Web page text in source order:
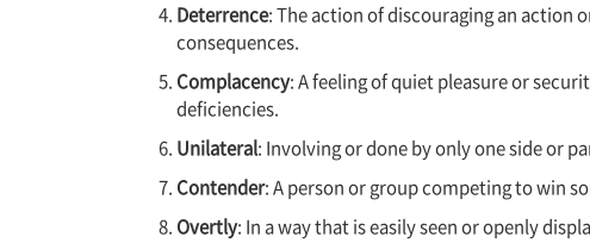
Deterrence: The action of discouraging an action
consequences.
Complacency: A feeling of quiet pleasure or
deficiencies.
Unilateral: Involving or done by only one side or
Contender: A person or group competing to win
Overtly: In a way that is easily seen or openly